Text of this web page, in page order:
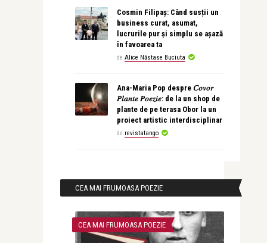
Cosmin Filipaș: Când susții un
business curat, asumat,
lucrurile pur și simplu se așază
în favoarea ta
de Alice Năstase Buciuta
Ana-Maria Pop despre 𝐶𝑜𝑣𝑜𝑟
𝑃𝑙𝑎𝑛𝑡𝑒 𝑃𝑜𝑒𝑧𝑖𝑒: de la un shop de
plante de pe terasa Obor la un
proiect artistic interdisciplinar
de revistatango
CEA MAI FRUMOASA POEZIE
CEA MAI FRUMOASA POEZIE